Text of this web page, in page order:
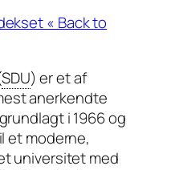
« Back to
SDU) er et af
anerkendte
i 1966 og
et moderne,
universitet med